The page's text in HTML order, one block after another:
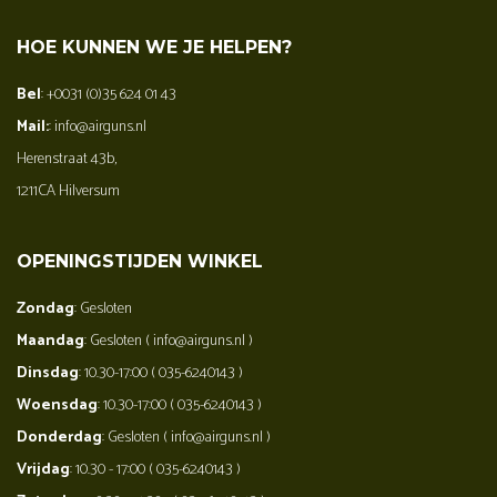
HOE KUNNEN WE JE HELPEN?
Bel: +0031 (0)35 624 01 43
Mail:: info@airguns.nl
Herenstraat 43b,
1211CA Hilversum
OPENINGSTIJDEN WINKEL
Zondag: Gesloten
Maandag: Gesloten ( info@airguns.nl )
Dinsdag: 10.30-17:00 ( 035-6240143 )
Woensdag: 10.30-17:00 ( 035-6240143 )
Donderdag: Gesloten ( info@airguns.nl )
Vrijdag: 10.30 - 17:00 ( 035-6240143 )